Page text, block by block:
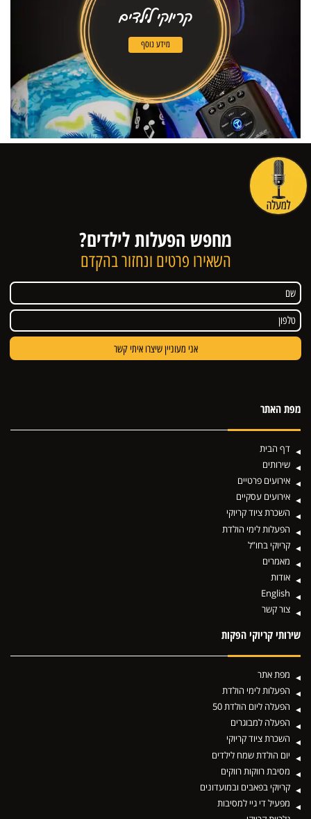
קריוקי לילדים
מידע נוסף
מחפש הפעלות לילדים?
השאירו פרטים ונחזור בהקדם
מפת האתר
דף הבית
שירותים
אירועים פרטיים
אירועים עסקיים
השכרת ציוד קריוקי
הפעלות לימי הולדת
קריוקי בחו”ל
מאמרים
אודות
English
צור קשר
שירותי קריוקי הפקות
מפת אתר
הפעלות לימי הולדת
הפעלה ליום הולדת 50
הפעלה למבוגרים
השכרת ציוד קריוקי
יום הולדת שמח לילדים
מסיבת רווקות רווקים
קריוקי בפאבים ובמועדונים
מפעיל די גיי למסיבות